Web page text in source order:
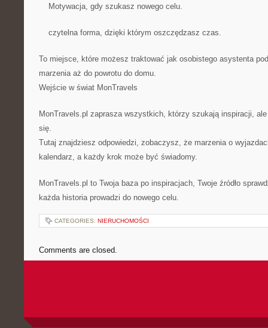
Motywacja, gdy szukasz nowego celu.
czytelna forma, dzięki którym oszczędzasz czas.
To miejsce, które możesz traktować jak osobistego asystenta
marzenia aż do powrotu do domu.
Wejście w świat MonTravels
MonTravels.pl zaprasza wszystkich, którzy szukają inspiracji,
się.
Tutaj znajdziesz odpowiedzi, zobaczysz, że marzenia o
kalendarz, a każdy krok może być świadomy.
MonTravels.pl to Twoja baza po inspiracjach, Twoje źródło
każda historia prowadzi do nowego celu.
CATEGORIES: NIERUCHOMOŚCI
Comments are closed.